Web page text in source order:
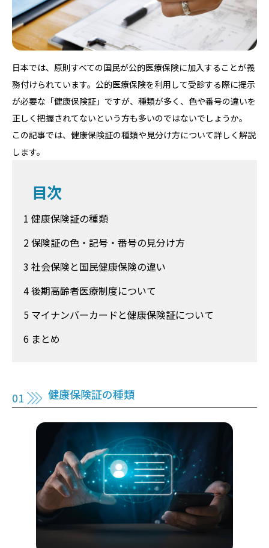
日本では、原則すべての国民が公的医療保険に加入することが義
務付けられています。公的医療保険を利用して受診する際に提示
が必要な「健康保険証」ですが、種類が多く、色や番号の違いを
正しく把握されてないという方も多いのではないでしょうか。
この記事では、健康保険証の種類や見分け方について詳しく解説
します。
目次
1 健康保険証の種類
2 保険証の色・記号・番号の見分け方
3 社会保険と国民健康保険の違い
4 後期高齢者医療制度について
5 マイナンバーカードと健康保険証について
6 まとめ
健康保険証の種類